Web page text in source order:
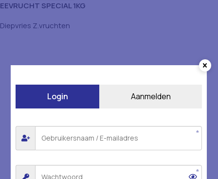
EEVRUCHT SPECIAL 1KG
Diepvries Z.vruchten
Login Aanmelden